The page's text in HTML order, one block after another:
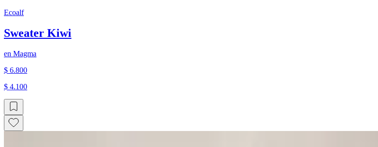
Ecoalf
Sweater Kiwi
en Magma
$ 6.800
$ 4.100